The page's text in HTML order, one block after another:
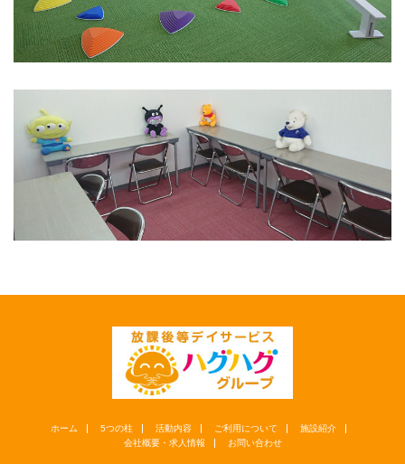
ホーム 5つの柱 活動内容 ご利用について
施設紹介
会社概要・求人情報
お問い合わせ